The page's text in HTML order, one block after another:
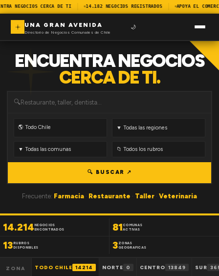
NEGOCIOS CERCA DE TI 14.182 NEGOCIOS REGISTRADOS APOYA EL
UNA GRAN AVENIDA
Directorio de Negocios Comunales de Chile
🌙
ENCUENTRA NEGOCIOS
CERCA DE TI.
🔍
🔍 BUSCAR ↗
Frecuente: Farmacia · Restaurante · Taller · Veterinaria
14.214NEGOCIOS
ENCONTRADOS
81 COMUNAS
ACTIVAS
13RUBROS
DISPONIBLES
3 ZONAS
GEOGRAFICAS
ZONA TODO CHILE 14214 NORTE 0 CENTRO 13849 SUR